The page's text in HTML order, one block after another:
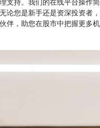
论您是新手还是资深投资者，
伴，助您在股市中把握更多机